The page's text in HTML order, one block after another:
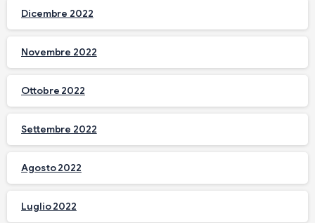
Dicembre 2022
Novembre 2022
Ottobre 2022
Settembre 2022
Agosto 2022
Luglio 2022